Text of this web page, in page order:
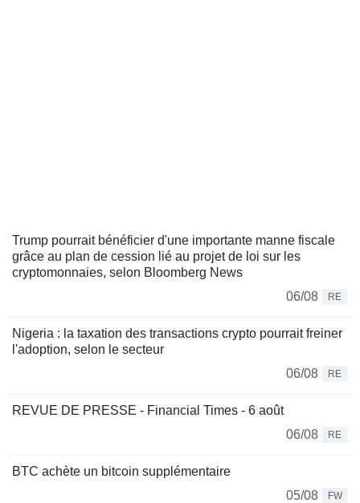
Trump pourrait bénéficier d'une importante manne fiscale
grâce au plan de cession lié au projet de loi sur les
cryptomonnaies, selon Bloomberg News
06/08
RE
Nigeria : la taxation des transactions crypto pourrait freiner
l'adoption, selon le secteur
06/08
RE
REVUE DE PRESSE - Financial Times - 6 août
06/08
RE
BTC achète un bitcoin supplémentaire
05/08
FW